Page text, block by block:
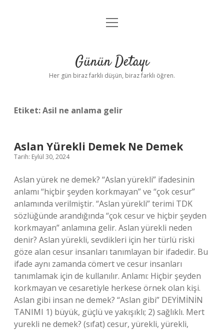
Anasayfa
Yasal Uyarı
menüyü
Günün Detayı
Her gün biraz farklı düşün, biraz farklı öğren.
Etiket:Asil ne anlama gelir
Aslan Yürekli Demek Ne Demek
Tarih: Eylül 30, 2024
Aslan yürek ne demek? “Aslan yürekli” ifadesinin
anlamı “hiçbir şeyden korkmayan” ve “çok cesur”
anlamında verilmiştir. “Aslan yürekli” terimi TDK
sözlüğünde arandığında “çok cesur ve hiçbir şeyden
korkmayan” anlamına gelir. Aslan yürekli neden
denir? Aslan yürekli, sevdikleri için her türlü riski
göze alan cesur insanları tanımlayan bir ifadedir. Bu
ifade aynı zamanda cömert ve cesur insanları
tanımlamak için de kullanılır. Anlamı: Hiçbir şeyden
korkmayan ve cesaretiyle herkese örnek olan kişi.
Aslan gibi insan ne demek? “Aslan gibi” DEYİMİNİN
TANIMI 1) büyük, güçlü ve yakışıklı; 2) sağlıklı. Mert
yurekli ne demek? (sıfat) cesur, yürekli, yürekli,